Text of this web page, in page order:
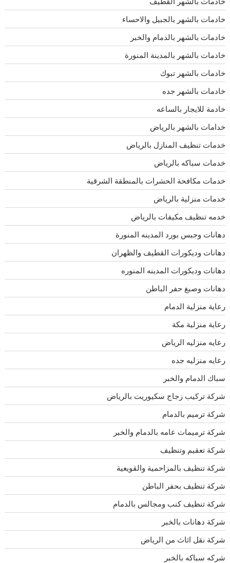
خادمات بالشهر بالجبيل والاحساء
خادمات بالشهر بالدمام والخبر
خادمات بالشهر بالمدينة المنورة
خادمات بالشهر تبوك
خادمات بالشهر جده
خادمة للايجار بالساعه
خدامات بالشهر بالرياض
خدمات تنظيف المنازل بالرياض
خدمات سباكه بالرياض
خدمات مكافحة الحشرات بالمنطقة الشرقية
خدمات منزلية بالرياض
خدمه تنظيف مكيفات بالرياض
دهانات وجبس بورد المدينه المنورة
دهانات وديكورات القطيف والظهران
دهانات وديكورات المدينه المنوره
دهانات وصبغ حفر الباطن
رعاية منزلية الدمام
رعاية منزلية مكة
رعايه منزليه الرياض
رعايه منزليه جده
سباك الدمام والخبر
شركة تركيب زجاج سكيوريت بالرياض
شركة ترميم بالدمام
شركة ترميمات عامه بالدمام والخبر
شركة تعقيم وتنظيف
شركة تنظيف بالمزاحمية والقويعية
شركة تنظيف بحفر الباطن
شركة تنظيف كنب ومجالس بالدمام
شركة دهانات بالخبر
شركة نقل اثاث من الرياض
شركه سباكه بالخبر